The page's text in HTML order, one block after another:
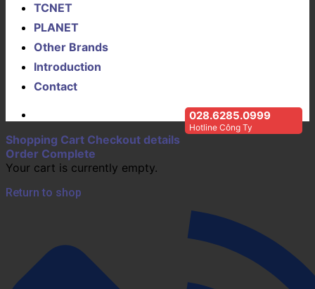
TCNET
PLANET
Other Brands
Introduction
Contact
028.6285.0999
Hotline Công Ty
Shopping Cart Checkout details
Order Complete
Your cart is currently empty.
Return to shop